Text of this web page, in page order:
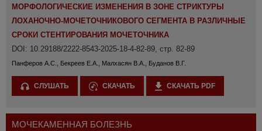
МОРФОЛОГИЧЕСКИЕ ИЗМЕНЕНИЯ В ЗОНЕ СТРИКТУРЫ
ЛОХАНОЧНО-МОЧЕТОЧНИКОВОГО СЕГМЕНТА В РАЗЛИЧНЫЕ
СРОКИ СТЕНТИРОВАНИЯ МОЧЕТОЧНИКА
DOI: 10.29188/2222-8543-2025-18-4-82-89, стр. 82-89
Панферов А.С., Бекреев Е.А., Малхасян В.А., Буданов В.Г.
СЛУШАТЬ СКАЧАТЬ СКАЧАТЬ PDF
МОЧЕКАМЕННАЯ БОЛЕЗНЬ